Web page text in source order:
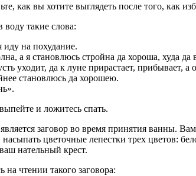
как вы хотите выглядеть после того, как
такие слова:
на похудание.
а я становлюсь стройна да хороша, худа да
уходит, да к луне прирастает, прибывает, а
становлюсь да хорошею.
и ложитесь спать.
заговор во время принятия ванны.
цветочные лепестки трех цветов:
нательный крест.
на чтении такого заговора: